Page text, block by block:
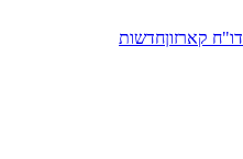
דו"ח קארזוןחדשות